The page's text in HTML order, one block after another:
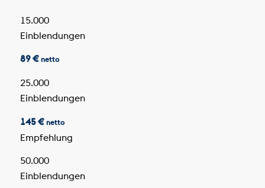
15.000
Einblendungen
89 € netto
25.000
Einblendungen
145 € netto
Empfehlung
50.000
Einblendungen